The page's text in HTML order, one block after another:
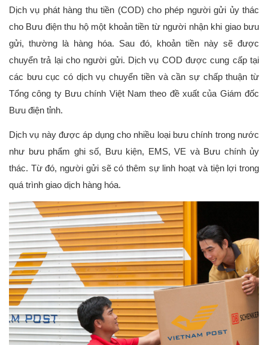
Dịch vụ phát hàng thu tiền (COD) cho phép người gửi ủy thác
cho Bưu điện thu hộ một khoản tiền từ người nhận khi giao bưu
gửi, thường là hàng hóa. Sau đó, khoản tiền này sẽ được
chuyển trả lại cho người gửi. Dịch vụ COD được cung cấp tại
các bưu cục có dịch vụ chuyển tiền và cần sự chấp thuận từ
Tổng công ty Bưu chính Việt Nam theo đề xuất của Giám đốc
Bưu điện tỉnh.
Dịch vụ này được áp dụng cho nhiều loại bưu chính trong nước
như bưu phẩm ghi số, Bưu kiện, EMS, VE và Bưu chính ủy
thác. Từ đó, người gửi sẽ có thêm sự linh hoạt và tiện lợi trong
quá trình giao dịch hàng hóa.